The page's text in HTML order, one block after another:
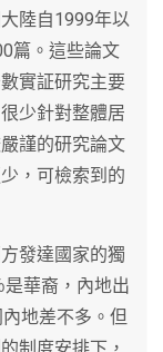
陸自1999年以
篇。這些論文
實証研究主要
少針對整體居
謹的研究論文
，可檢索到的
發達國家的獨
華裔，內地出
地差不多。但